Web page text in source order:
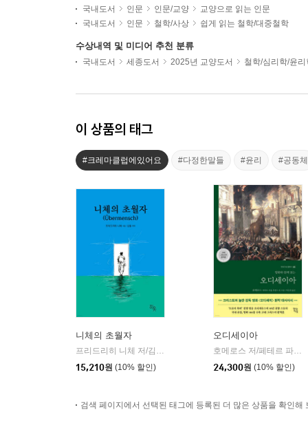
국내도서 인문 인문/교양
교양으로 읽는 인문
국내도서
인문 철학/사상 쉽게 읽는 철학/대중철학
수상내역 및 미디어 추천 분류
국내도서 세종도서 2025년 교양도서 철학/심리학/윤리
이 상품의 태그
#크레마클럽에있어요 #다정한말들 #윤리 #공동체
니체의 초월자
프리드리히 니체 저/김철 편역
15,210원 (10% 할인)
오디세이아
호메로스 저/페테르 파울 루벤스 그림/박문재 역
24,300원 (10% 할인)
검색 페이지에서 선택된 태그에 등록된 더 많은 상품을 확인해